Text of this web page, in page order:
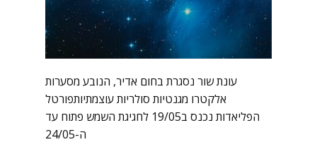
עונת שור נסגרת בחום אדיר, הנובע מסערות
אלקטרו מגנטיות סולריות עוצמתיותפורטל
הפליאדות נכנס ב19/05 לחגיגת השמש פתוח עד
ה-24/05